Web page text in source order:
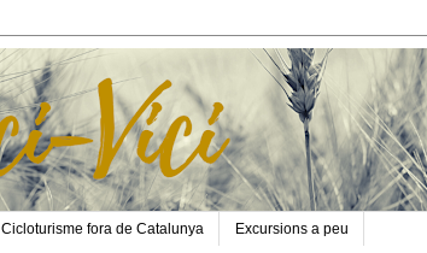
Cicloturisme fora de Catalunya Excursions a peu